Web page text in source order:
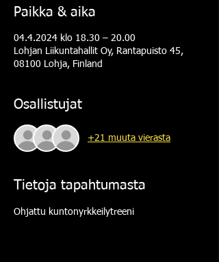
Paikka & aika
04.4.2024 klo 18.30 – 20.00
Lohjan Liikuntahallit Oy, Rantapuisto 45,
08100 Lohja, Finland
Osallistujat
+21 muuta vierasta
Tietoja tapahtumasta
Ohjattu kuntonyrkkeilytreeni